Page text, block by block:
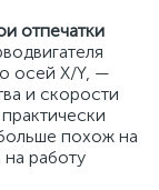
отпечатки
осей X/Y, —
и скорости
похож на
на работу